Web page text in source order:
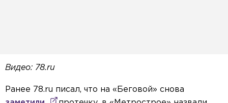
Видео: 78.ru
Ранее 78.ru писал, что на «Беговой» снова